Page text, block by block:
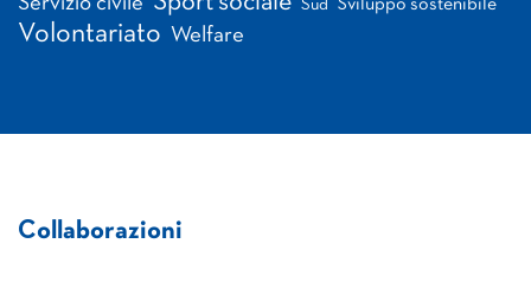
Servizio civile Sud Sviluppo sostenibile
Volontariato Welfare
Collaborazioni